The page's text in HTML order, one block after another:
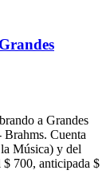
a Grandes
Brahms. Cuenta
Música) y del
700, anticipada $